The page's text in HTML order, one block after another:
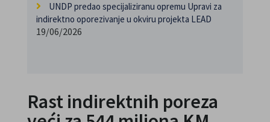
UNDP predao specijaliziranu opremu Upravi za
indirektno oporezivanje u okviru projekta LEAD
19/06/2026
Rast indirektnih poreza